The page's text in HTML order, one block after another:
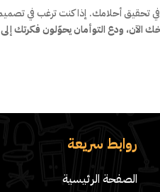
تحقيق أحلامك. إذا كنت ترغب في
ودع التوأمان يحوّلون فكرتك
روابط سريعة
الصفحة الرئيسية